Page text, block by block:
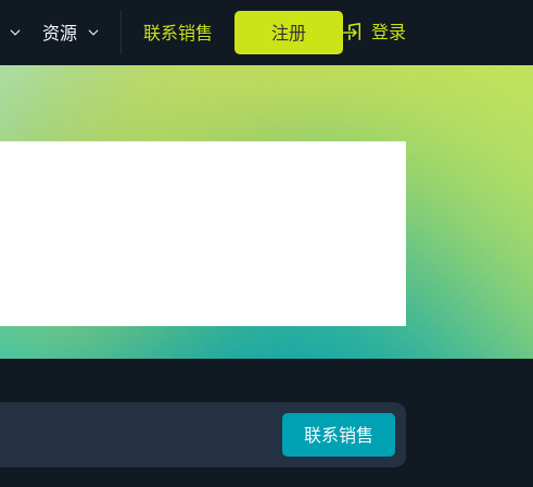
资源 联系销售 注册 登录
联系销售